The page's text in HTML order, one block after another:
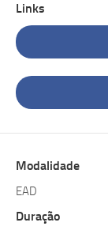
Links
Modalidade
EAD
Duração